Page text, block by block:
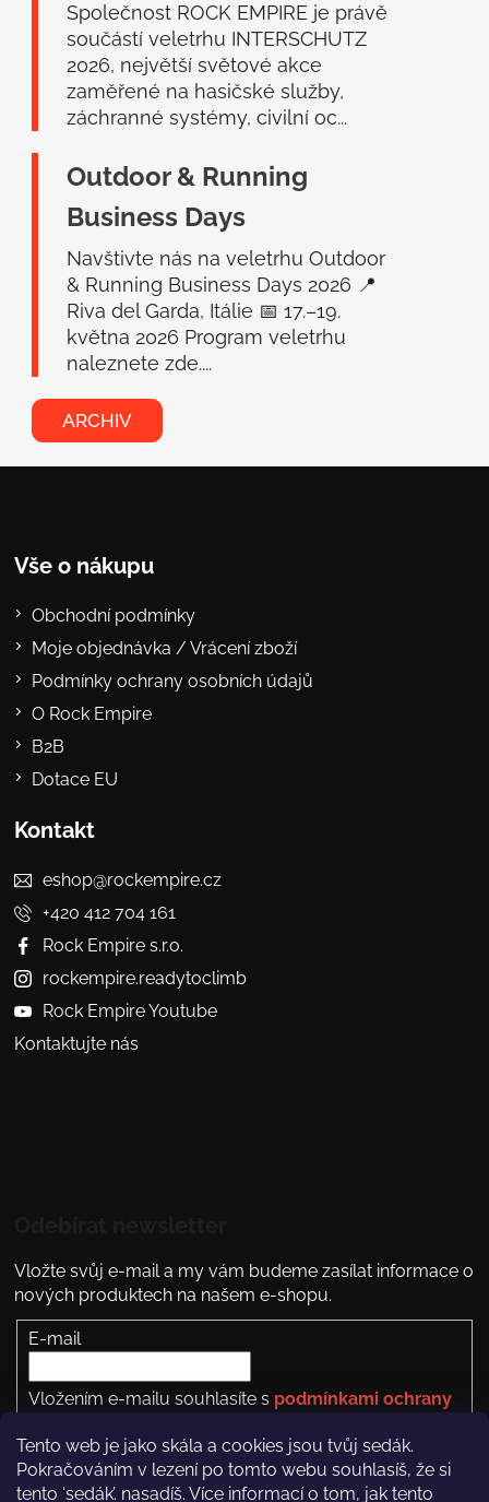
Tento web je jako skála a cookies jsou tvůj sedák.
Pokračováním v lezení po tomto webu souhlasíš, že si
tento ‘sedák’. nasadíš. Více informací o tom, jak tento
Společnost ROCK EMPIRE je právě
součástí veletrhu INTERSCHUTZ
2026, největší světové akce
zaměřené na hasičské služby,
záchranné systémy, civilní oc...
Outdoor & Running
Business Days
Navštivte nás na veletrhu Outdoor
& Running Business Days 2026 📍
Riva del Garda, Itálie 📅 17.–19.
května 2026 Program veletrhu
naleznete zde....
ARCHIV
Vše o nákupu
Obchodní podmínky
Moje objednávka / Vrácení zboží
Podmínky ochrany osobních údajů
O Rock Empire
B2B
Dotace EU
Kontakt
eshop@rockempire.cz
+420 412 704 161
Rock Empire s.r.o.
rockempire.readytoclimb
Rock Empire Youtube
Kontaktujte nás
Vložte svůj e-mail a my vám budeme zasílat informace o
nových produktech na našem e-shopu.
E-mail
Vložením e-mailu souhlasíte s podmínkami ochrany
PŘIHLÁSIT SE